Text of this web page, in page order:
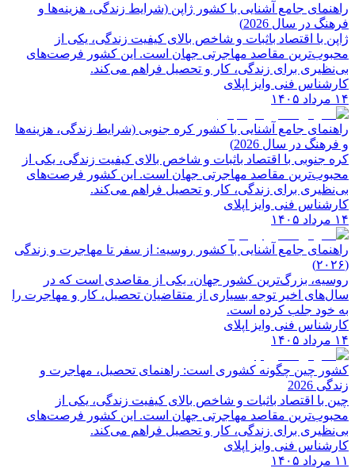
راهنمای جامع آشنایی با کشور ژاپن (شرایط زندگی، هزینه‌ها و
فرهنگ در سال 2026)
ژاپن با اقتصاد باثبات و شاخص‌ بالای کیفیت زندگی، یکی از
محبوب‌ترین مقاصد مهاجرتی جهان است. این کشور فرصت‌های
بی‌نظیری برای زندگی، کار و تحصیل فراهم می‌کند.
کارشناس فنی وایز اپلای
۱۴ مرداد ۱۴۰۵
راهنمای جامع آشنایی با کشور کره جنوبی (شرایط زندگی، هزینه‌ها
و فرهنگ در سال 2026)
کره جنوبی با اقتصاد باثبات و شاخص‌ بالای کیفیت زندگی، یکی از
محبوب‌ترین مقاصد مهاجرتی جهان است. این کشور فرصت‌های
بی‌نظیری برای زندگی، کار و تحصیل فراهم می‌کند.
کارشناس فنی وایز اپلای
۱۴ مرداد ۱۴۰۵
راهنمای جامع آشنایی با کشور روسیه: از سفر تا مهاجرت و زندگی
(۲۰۲۶)
روسیه، بزرگ‌ترین کشور جهان، یکی از مقاصدی است که در
سال‌های اخیر توجه بسیاری از متقاضیان تحصیل، کار و مهاجرت را
به خود جلب کرده است.
کارشناس فنی وایز اپلای
۱۴ مرداد ۱۴۰۵
کشور چین چگونه کشوری است: راهنمای تحصیل، مهاجرت و
زندگی 2026
چین با اقتصاد باثبات و شاخص‌ بالای کیفیت زندگی، یکی از
محبوب‌ترین مقاصد مهاجرتی جهان است. این کشور فرصت‌های
بی‌نظیری برای زندگی، کار و تحصیل فراهم می‌کند.
کارشناس فنی وایز اپلای
۱۱ مرداد ۱۴۰۵